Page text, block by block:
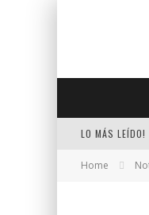
LO MÁS LEÍDO!
Home